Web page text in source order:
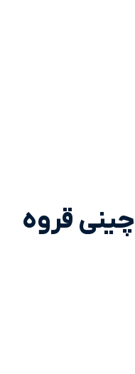
چینی قروه